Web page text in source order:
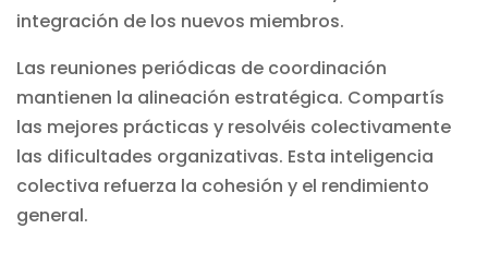
integración de los nuevos miembros.
Las reuniones periódicas de coordinación
mantienen la alineación estratégica. Compartís
las mejores prácticas y resolvéis colectivamente
las dificultades organizativas. Esta inteligencia
colectiva refuerza la cohesión y el rendimiento
general.